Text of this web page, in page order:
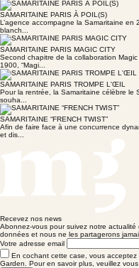
SAMARITAINE PARIS À POIL(S)
L’agence accompagne la Samaritaine
blanch...
SAMARITAINE PARIS MAGIC CITY
Second chapitre de la collaboration
1900, “Magi...
SAMARITAINE PARIS TROMPE L'ŒIL
Pour la rentrée, la Samaritaine célèbre le
souha...
SAMARITAINE “FRENCH TWIST”
Afin de faire face à une concurrence
et dis...
Recevez nos news
Abonnez-vous pour suivez notre
données et nous ne les partagerons
Votre adresse email
En cochant cette case, vous
Garden. Pour en savoir plus, veuillez